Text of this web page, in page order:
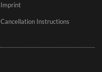
Imprint
Cancellation Instructions